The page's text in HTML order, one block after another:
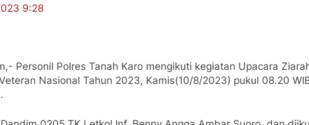
9:28
Personil Polres Tanah Karo mengikuti kegiatan Upacara
Nasional Tahun 2023, Kamis(10/8/2023) pukul 08.20